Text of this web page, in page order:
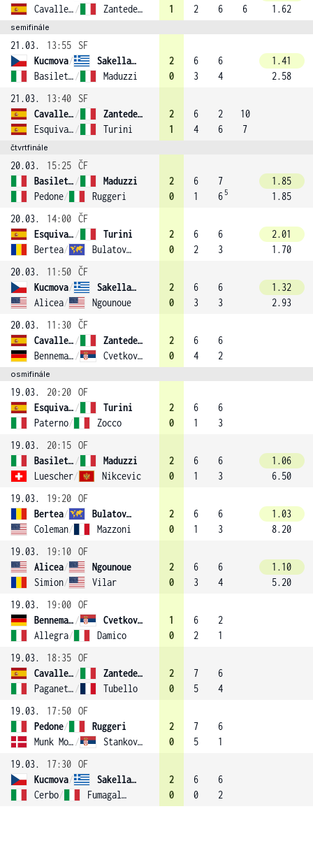
Cavalle-Reimers / Zantedeschi (1)
1
2
6
6
1.62
semifinále
21.03. 13:55
SF
Kucmova/
Sakellaridi (2)
Basiletti / Maduzzi
2
0
6
3
6
4
1.41
2.58
21.03.
13:40
SF
Cavalle-Reimers /
Zantedeschi (1)
Esquiva Banuls / Turini
2
1
6
4
2
6
10
7
čtvrtfinále
20.03. 15:25 ČF
Basiletti /
Maduzzi
Pedone/ Ruggeri
2
0
6
1
7
6 5
1.85
1.85
20.03.
14:00 ČF
Esquiva Banuls /
Turini
Bertea/ Bulatova (4)
2
0
6
2
6
3
2.01
1.70
20.03.
11:50 ČF
Kucmova/
Sakellaridi (2)
Alicea/ Ngounoue
2
0
6
3
6
3
1.32
2.93
20.03.
11:30 ČF
Cavalle-Reimers /
Zantedeschi (1)
Bennemann / Cvetkovic
2
0
6
4
6
2
osmifinále
19.03. 20:20 OF
Esquiva Banuls /
Turini
Paterno/ Zocco
2
0
6
1
6
3
19.03.
20:15 OF
Basiletti /
Maduzzi
Luescher/ Nikcevic
2
0
6
1
6
3
1.06
6.50
19.03.
19:20 OF
Bertea/
Bulatova (4)
Coleman/ Mazzoni
2
0
6
1
6
3
1.03
8.20
19.03.
19:10 OF
Alicea/
Ngounoue
Simion/ Vilar
2
0
6
3
6
4
1.10
5.20
19.03.
19:00 OF
Bennemann /
Cvetkovic
Allegra/ Damico
1
0
6
2
2
1
19.03.
18:35 OF
Cavalle-Reimers /
Zantedeschi (1)
Paganetti / Tubello
2
0
7
5
6
4
19.03.
17:50 OF
Pedone/
Ruggeri
Munk Mortensen / Stankovic (3)
2
0
7
5
6
1
19.03.
17:30 OF
Kucmova/
Sakellaridi (2)
Cerbo/ Fumagalli
2
0
6
0
6
2